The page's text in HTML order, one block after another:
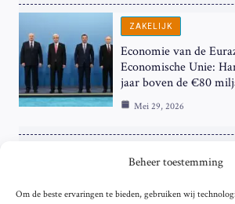
Beheer toestemming
Om de beste ervaringen te bieden, gebruiken wij
ZAKELIJK
Economie van de
Economische Unie:
jaar boven de €80
Mei 29, 2026
ZAKELIJK
Hardnekkige Inflatie